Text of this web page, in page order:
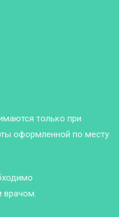
только при
оформленной по месту
врачом.